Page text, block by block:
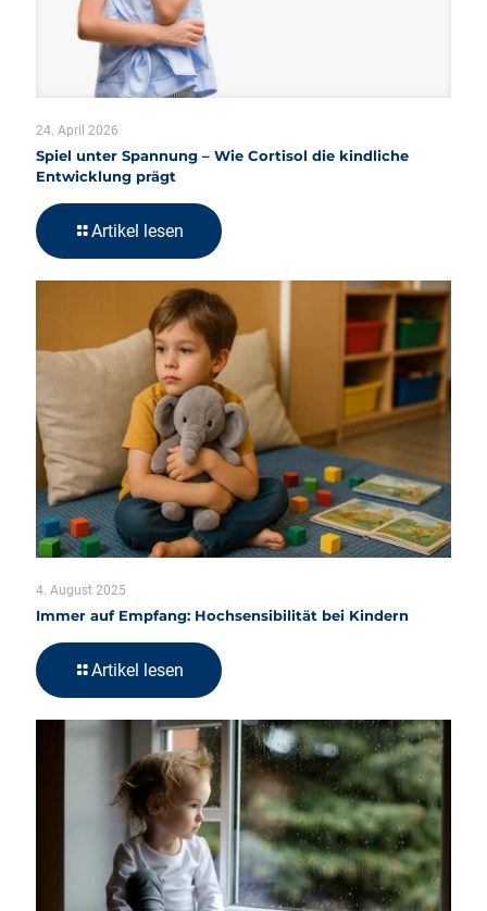
24. April 2026
Spiel unter Spannung – Wie Cortisol die kindliche
Entwicklung prägt
Artikel lesen
4. August 2025
Immer auf Empfang: Hochsensibilität bei Kindern
Artikel lesen